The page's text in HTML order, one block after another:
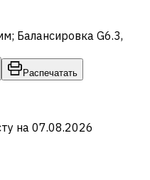
Балансировка G6.3,
Распечатать
на 07.08.2026